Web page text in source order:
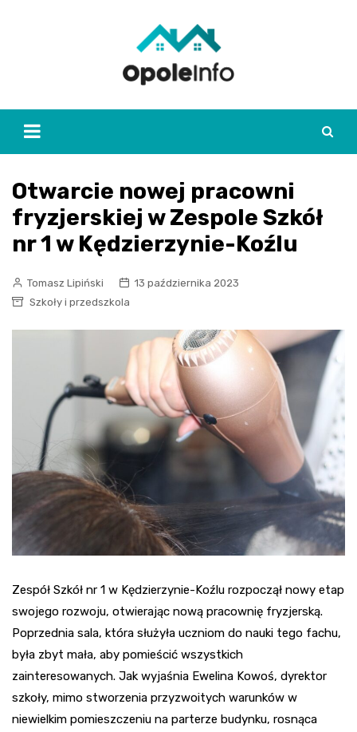
Otwarcie nowej pracowni
fryzjerskiej w Zespole Szkół
nr 1 w Kędzierzynie-Koźlu
Tomasz Lipiński
13 października 2023
Szkoły i przedszkola
Zespół Szkół nr 1 w Kędzierzynie-Koźlu rozpoczął nowy etap
swojego rozwoju, otwierając nową pracownię fryzjerską.
Poprzednia sala, która służyła uczniom do nauki tego fachu,
była zbyt mała, aby pomieścić wszystkich
zainteresowanych. Jak wyjaśnia Ewelina Kowoś, dyrektor
szkoły, mimo stworzenia przyzwoitych warunków w
niewielkim pomieszczeniu na parterze budynku, rosnąca